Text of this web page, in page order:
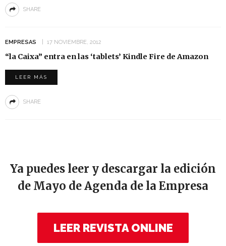
SHARE
EMPRESAS 17 NOVIEMBRE, 2012
“la Caixa” entra en las ‘tablets’ Kindle Fire de Amazon
LEER MÁS
SHARE
Ya puedes leer y descargar la edición
de Mayo de Agenda de la Empresa
LEER REVISTA ONLINE